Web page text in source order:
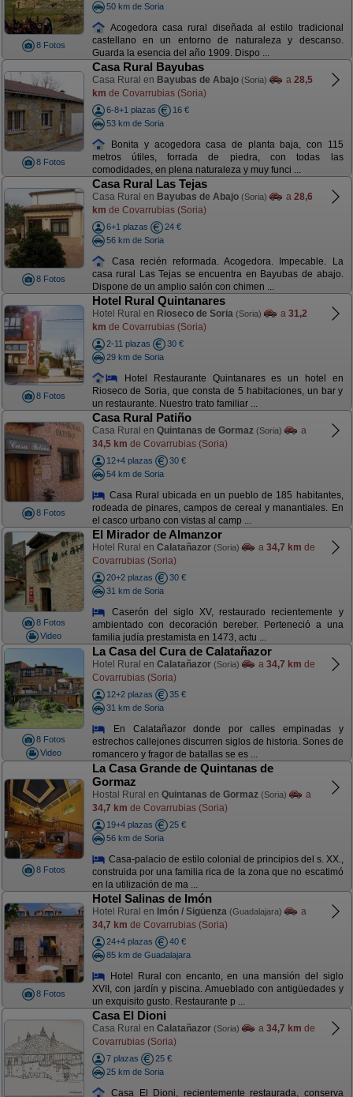
8 Fotos
50 km de Soria
Acogedora casa rural diseñada al estilo tradicional
castellano en un entorno de naturaleza y descanso.
Guarda la esencia del año 1909. Dispo ...
8 Fotos
Casa Rural Bayubas
Casa Rural en Bayubas de Abajo (Soria) a 28,5
km de Covarrubias (Soria)
6-8+1 plazas
16 €
53 km de Soria
Bonita y acogedora casa de planta baja, con 115
metros útiles, forrada de piedra, con todas las
comodidades, en plena naturaleza y muy funci ...
8 Fotos
Casa Rural Las Tejas
Casa Rural en Bayubas de Abajo (Soria) a 28,6
km de Covarrubias (Soria)
6+1 plazas
24 €
56 km de Soria
Casa recién reformada. Acogedora. Impecable. La
casa rural Las Tejas se encuentra en Bayubas de abajo.
Dispone de un amplio salón con chimen ...
8 Fotos
Hotel Rural Quintanares
Hotel Rural en Rioseco de Soria (Soria) a 31,2
km de Covarrubias (Soria)
2-11 plazas
30 €
29 km de Soria
Hotel Restaurante Quintanares es un hotel en
Rioseco de Soria, que consta de 5 habitaciones, un bar y
un restaurante. Nuestro trato familiar ...
8 Fotos
Casa Rural Patiño
Casa Rural en Quintanas de Gormaz (Soria)
a
34,5 km de Covarrubias (Soria)
12+4 plazas
30 €
54 km de Soria
Casa Rural ubicada en un pueblo de 185 habitantes,
rodeada de pinares, campos de cereal y manantiales. En
el casco urbano con vistas al camp ...
8 Fotos
Video
El Mirador de Almanzor
Hotel Rural en Calatañazor (Soria) a 34,7 km de
Covarrubias (Soria)
20+2 plazas
30 €
31 km de Soria
Caserón del siglo XV, restaurado recientemente y
ambientado con decoración bereber. Perteneció a una
familia judía prestamista en 1473, actu ...
8 Fotos
Video
La Casa del Cura de Calatañazor
Hotel Rural en Calatañazor (Soria) a 34,7 km de
Covarrubias (Soria)
12+2 plazas
35 €
31 km de Soria
En Calatañazor donde por calles empinadas y
estrechos callejones discurren siglos de historia. Sones de
romancero y fragor de batallas se es ...
8 Fotos
La Casa Grande de Quintanas de
Gormaz
Hostal Rural en Quintanas de Gormaz (Soria)
a
34,7 km de Covarrubias (Soria)
19+4 plazas
25 €
56 km de Soria
Casa-palacio de estilo colonial de principios del s. XX.,
construida por una familia rica de la zona que no escatimó
en la utilización de ma ...
8 Fotos
Hotel Salinas de Imón
Hotel Rural en Imón / Sigüenza (Guadalajara)
a
34,7 km de Covarrubias (Soria)
24+4 plazas
40 €
85 km de Guadalajara
Hotel Rural con encanto, en una mansión del siglo
XVII, con jardín y piscina. Amueblado con antigüedades y
un exquisito gusto. Restaurante p ...
Casa El Dioni
Casa Rural en Calatañazor (Soria) a 34,7 km de
Covarrubias (Soria)
7 plazas
25 €
25 km de Soria
Casa El Dioni, recientemente restaurada, conserva